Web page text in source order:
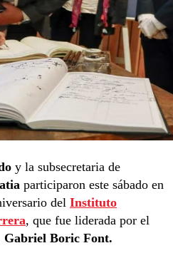
y la subsecretaria de
participaron este sábado en
del Instituto
, que fue liderada por el
Gabriel Boric Font.